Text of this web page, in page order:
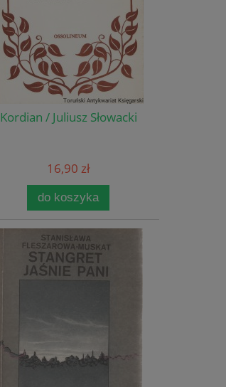
Kordian / Juliusz Słowacki
16,90 zł
do koszyka